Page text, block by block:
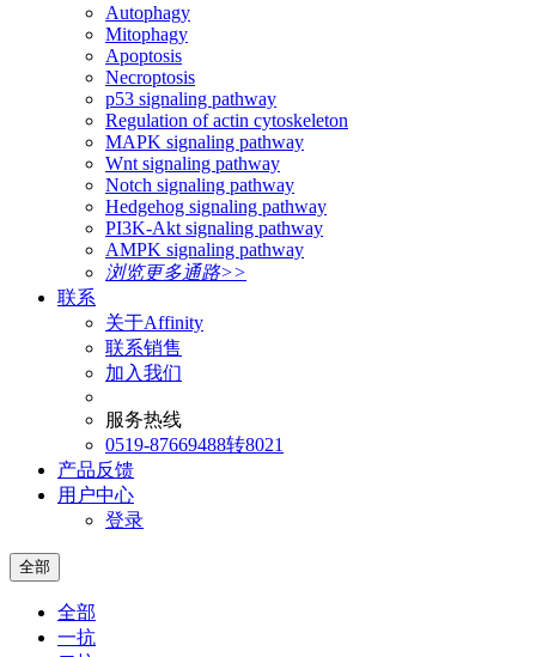
Autophagy
Mitophagy
Apoptosis
Necroptosis
p53 signaling pathway
Regulation of actin cytoskeleton
MAPK signaling pathway
Wnt signaling pathway
Notch signaling pathway
Hedgehog signaling pathway
PI3K-Akt signaling pathway
AMPK signaling pathway
浏览更多通路>>
联系
关于Affinity
联系销售
加入我们
服务热线
0519-87669488转8021
产品反馈
用户中心
登录
全部
全部
一抗